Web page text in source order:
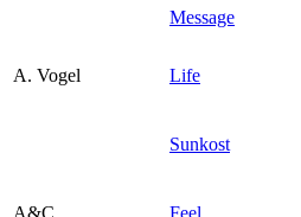
Message
A. Vogel Life
Sunkost
A&C Feel